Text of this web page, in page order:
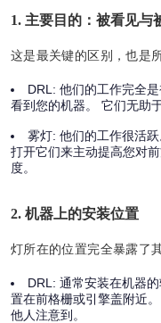
1. 主要目的：被看见与
这是最关键的区别，也是
DRL: 他们的工作完全
看到您的机器。 它们无助
雾灯: 他们的工作很活
打开它们来主动提高您对
度。
2. 机器上的安装位置
灯所在的位置完全暴露了
DRL: 通常安装在机器
置在前格栅或引擎盖附近
他人注意到。